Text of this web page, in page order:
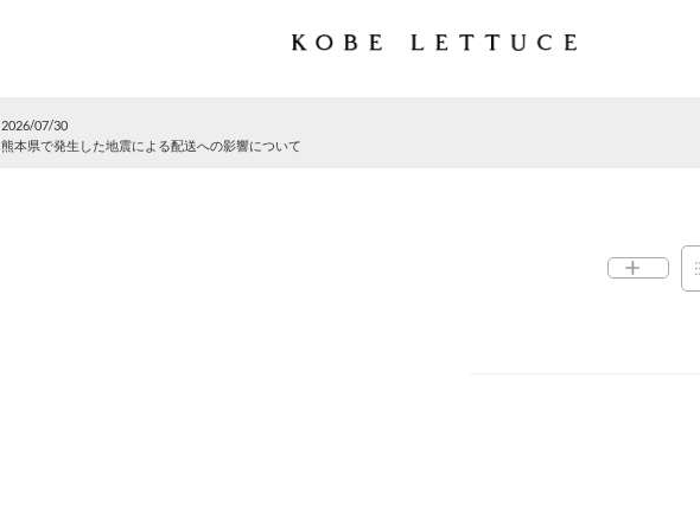
2026/07/30
熊本県で発生した地震による配送への影響について